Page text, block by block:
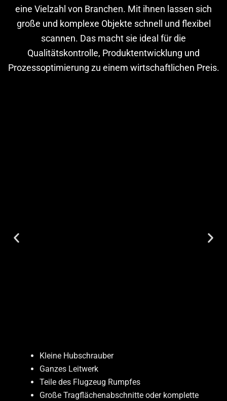
eine Vielzahl von Branchen. Mit ihnen lassen sich
große und komplexe Objekte schnell und flexibel
scannen. Das macht sie ideal für die
Qualitätskontrolle, Produktentwicklung und
Prozessoptimierung zu einem wirtschaftlichen Preis.
Kleine Hubschrauber
Ganzes Leitwerk
Teile des Flugzeug Rumpfes
Große Tragflächenabschnitte oder komplette
Picture Reference, implement in
Impressum: Von pixabay.com:
webandi